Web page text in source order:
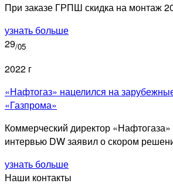
При заказе ГРПШ скидка на монтаж
узнать больше
29/05
2022 г
«Нафтогаз» нацелился на
«Газпрома»
Коммерческий директор
интервью DW заявил о скором
узнать больше
Наши контакты